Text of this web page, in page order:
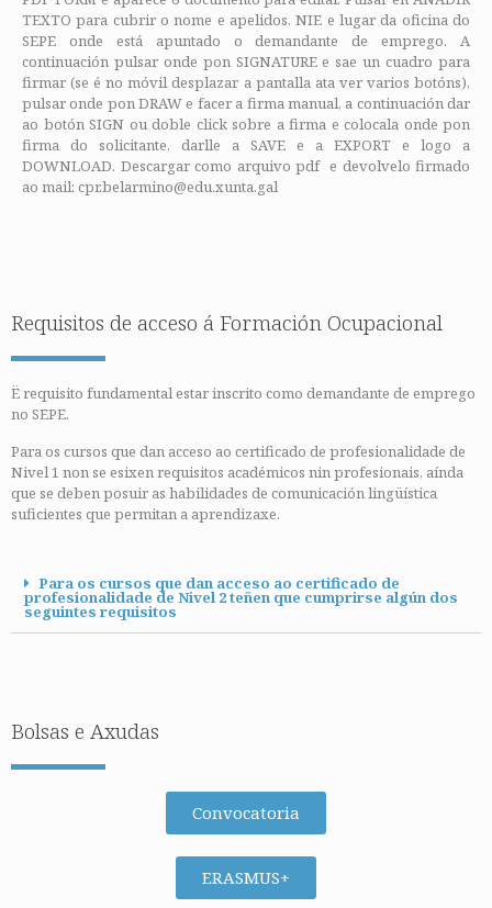
TEXTO para cubrir o nome e apelidos, NIE e lugar da oficina do
SEPE onde está apuntado o demandante de emprego. A
continuación pulsar onde pon SIGNATURE e sae un cuadro para
firmar (se é no móvil desplazar a pantalla ata ver varios botóns),
pulsar onde pon DRAW e facer a firma manual, a continuación dar
ao botón SIGN ou doble click sobre a firma e colocala onde pon
firma do solicitante, darlle a SAVE e a EXPORT e logo a
DOWNLOAD. Descargar como arquivo pdf e devolvelo firmado
ao mail: cpr.belarmino@edu.xunta.gal
Requisitos de acceso á Formación Ocupacional
Ë requisito fundamental estar inscrito como demandante de emprego
no SEPE.
Para os cursos que dan acceso ao certificado de profesionalidade de
Nivel 1 non se esixen requisitos académicos nin profesionais, aínda
que se deben posuir as habilidades de comunicación lingüística
suficientes que permitan a aprendizaxe.
Para os cursos que dan acceso ao certificado de
profesionalidade de Nivel 2 teñen que cumprirse algún dos
seguintes requisitos
Bolsas e Axudas
Convocatoria
ERASMUS+